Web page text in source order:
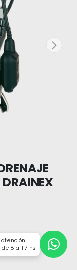
atención
de 8 a 17 hs